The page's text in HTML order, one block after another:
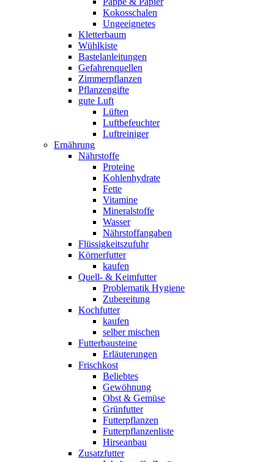
Kokosschalen
Ungeeignetes
Kletterbaum
Wühlkiste
Bastelanleitungen
Gefahrenquellen
Zimmerpflanzen
Pflanzengifte
gute Luft
Lüften
Luftbefeuchter
Luftreiniger
Ernährung
Nährstoffe
Proteine
Kohlenhydrate
Fette
Vitamine
Mineralstoffe
Wasser
Nährstoffangaben
Flüssigkeitszufuhr
Körnerfutter
kaufen
Quell- & Keimfutter
Problematik Hygiene
Zubereitung
Kochfutter
kaufen
selber mischen
Futterbausteine
Erläuterungen
Frischkost
Beliebtes
Gewöhnung
Obst & Gemüse
Grünfutter
Futterpflanzen
Futterpflanzenliste
Hirseanbau
Zusatzfutter